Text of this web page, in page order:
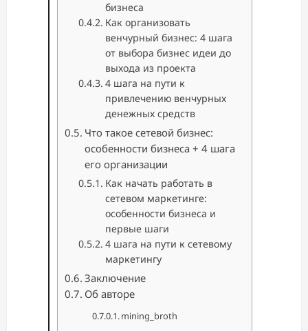
бизнеса
Как организовать
венчурный бизнес: 4 шага
от выбора бизнес идеи до
выхода из проекта
4 шага на пути к
привлечению венчурных
денежных средств
Что такое сетевой бизнес:
особенности бизнеса + 4 шага
его организации
Как начать работать в
сетевом маркетинге:
особенности бизнеса и
первые шаги
4 шага на пути к сетевому
маркетингу
Заключение
Об авторе
mining_broth